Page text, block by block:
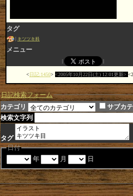
タグ
キツツキ科
メニュー
日記:1450 2005年10月22日(土) 12:01更新
日記検索フォーム
カテゴリ
サブカ
検索文字列
タグ
日付
年
月 日